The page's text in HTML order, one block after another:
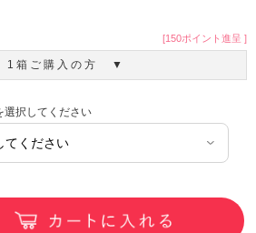
[150ポイント進呈 ]
箱ご購入の方 ▼
択してください